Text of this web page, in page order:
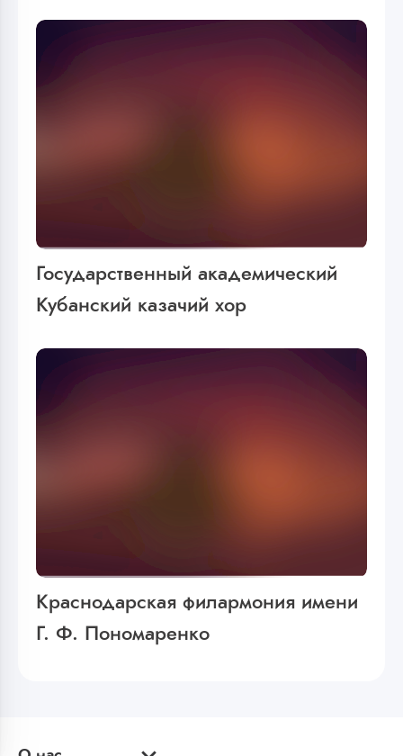
Государственный академический
Кубанский казачий хор
Краснодарская филармония имени
Г. Ф. Пономаренко